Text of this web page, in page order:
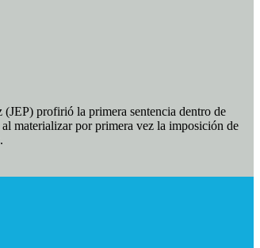
profirió la primera sentencia dentro de
materializar por primera vez la imposición de